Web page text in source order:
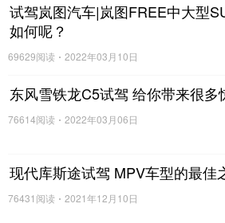
试驾岚图汽车|岚图FREE中大型
如何呢？
69629阅读 2022年03月10日
东风雪铁龙C5试驾 给你带来很多
76614阅读 2022年03月06日
现代库斯途试驾 MPV车型的最佳
76431阅读 2021年12月10日